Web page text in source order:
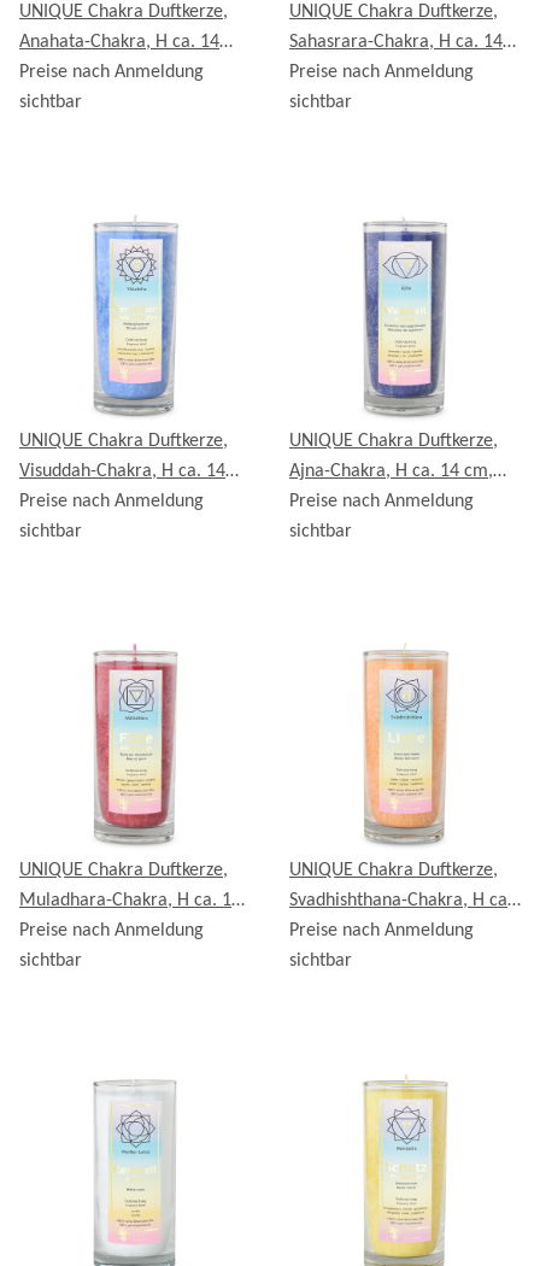
UNIQUE Chakra Duftkerze,
Anahata-Chakra, H ca. 14
cm, GRÜN
Preise nach Anmeldung
sichtbar
UNIQUE Chakra Duftkerze,
Sahasrara-Chakra, H ca. 14
cm, VIOLETT
Preise nach Anmeldung
sichtbar
UNIQUE Chakra Duftkerze,
Visuddah-Chakra, H ca. 14
cm, HELLBLAU
Preise nach Anmeldung
sichtbar
UNIQUE Chakra Duftkerze,
Ajna-Chakra, H ca. 14 cm,
BLAU (INDIGO)
Preise nach Anmeldung
sichtbar
UNIQUE Chakra Duftkerze,
Muladhara-Chakra, H ca. 14
cm, ROT
Preise nach Anmeldung
sichtbar
UNIQUE Chakra Duftkerze,
Svadhishthana-Chakra, H ca.
14 cm, ORANGE
Preise nach Anmeldung
sichtbar